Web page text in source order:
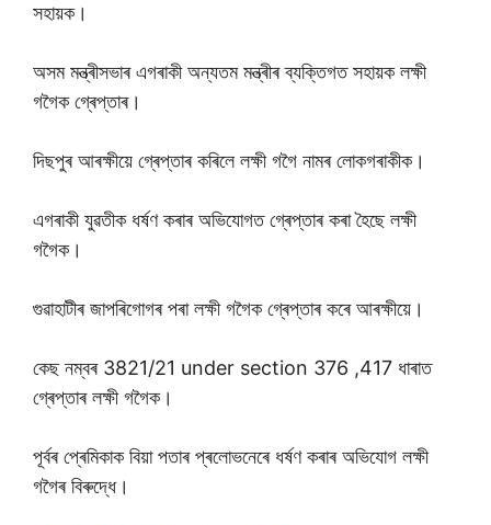
সহায়ক।
অসম মন্ত্ৰীসভাৰ এগৰাকী অন্যতম মন্ত্ৰীৰ ব্যক্তিগত সহায়ক লক্ষী
গগৈক গ্ৰেপ্তাৰ।
দিছপুৰ আৰক্ষীয়ে গ্ৰেপ্তাৰ কৰিলে লক্ষী গগৈ নামৰ লোকগৰাকীক।
এগৰাকী যুৱতীক ধৰ্ষণ কৰাৰ অভিযোগত গ্ৰেপ্তাৰ কৰা হৈছে লক্ষী
গগৈক।
গুৱাহাটীৰ জাপৰিগোগৰ পৰা লক্ষী গগৈক গ্ৰেপ্তাৰ কৰে আৰক্ষীয়ে।
কেছ নম্বৰ 3821/21 under section 376 ,417 ধাৰাত
গ্ৰেপ্তাৰ লক্ষী গগৈক।
পূৰ্বৰ প্ৰেমিকাক বিয়া পতাৰ প্ৰলোভনেৰে ধৰ্ষণ কৰাৰ অভিযোগ লক্ষী
গগৈৰ বিৰুদ্ধে।